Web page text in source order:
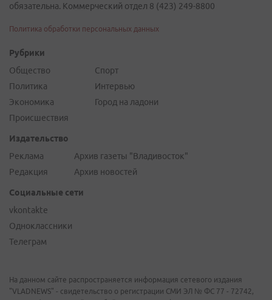
обязательна. Коммерческий отдел 8 (423) 249-8800
Политика обработки персональных данных
Рубрики
Общество
Политика
Экономика
Происшествия
Спорт
Интервью
Город на ладони
Издательство
Реклама
Редакция
Архив газеты "Владивосток"
Архив новостей
Социальные сети
vkontakte
Одноклассники
Телеграм
На данном сайте распространяется информация сетевого издания
"VLADNEWS" - свидетельство о регистрации СМИ ЭЛ № ФС 77 - 72742,